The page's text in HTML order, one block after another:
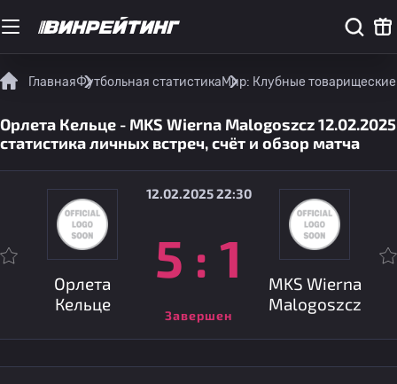
ГлавнаяФутбольная статистикаМир: Клубные
Орлета Кельце - MKS Wierna Malogoszcz 12.02.2025
статистика личных встреч, счёт и обзор матча
Орлета
Кельце
12.02.2025 22:30
5 : 1
Завершен
MKS Wierna
Malogoszcz